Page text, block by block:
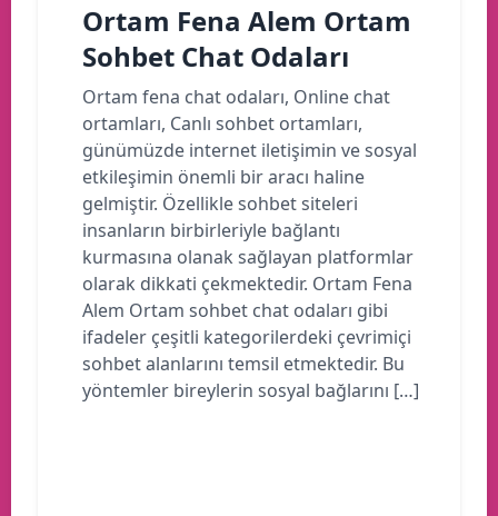
Ortam Fena Alem Ortam
Sohbet Chat Odaları
Ortam fena chat odaları, Online chat
ortamları, Canlı sohbet ortamları,
günümüzde internet iletişimin ve sosyal
etkileşimin önemli bir aracı haline
gelmiştir. Özellikle sohbet siteleri
insanların birbirleriyle bağlantı
kurmasına olanak sağlayan platformlar
olarak dikkati çekmektedir. Ortam Fena
Alem Ortam sohbet chat odaları gibi
ifadeler çeşitli kategorilerdeki çevrimiçi
sohbet alanlarını temsil etmektedir. Bu
yöntemler bireylerin sosyal bağlarını […]